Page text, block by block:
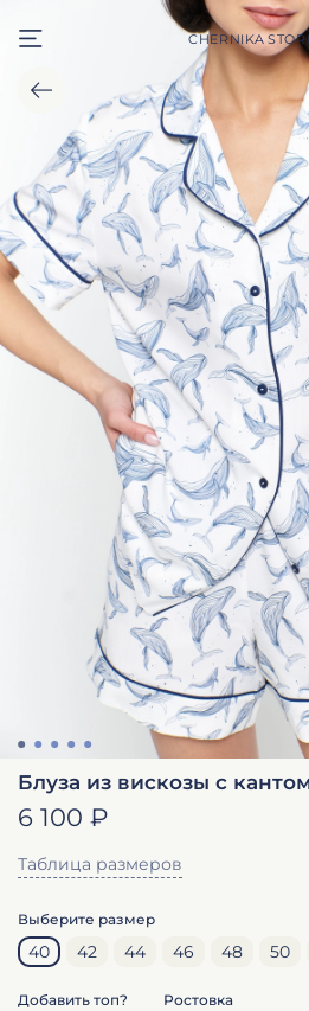
CHERNIKA
Блуза из вискозы с
6 100 ₽
Таблица размеров
Выберите размер
40 42 44 46 48 50
Добавить топ? Ростовка